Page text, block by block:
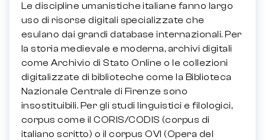
Le discipline umanistiche italiane fanno largo
uso di risorse digitali specializzate che
esulano dai grandi database internazionali. Per
la storia medievale e moderna, archivi digitali
come Archivio di Stato Online o le collezioni
digitalizzate di biblioteche come la Biblioteca
Nazionale Centrale di Firenze sono
insostituibili. Per gli studi linguistici e filologici,
corpus come il CORIS/CODIS (corpus di
italiano scritto) o il corpus OVI (Opera del